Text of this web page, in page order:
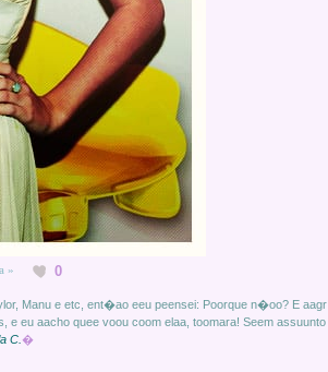
» 0
Manu e etc, ent�ao eeu peensei: Poorque n�oo? E aagr
eu aacho quee voou coom elaa, toomara! Seem assuunto
C. �